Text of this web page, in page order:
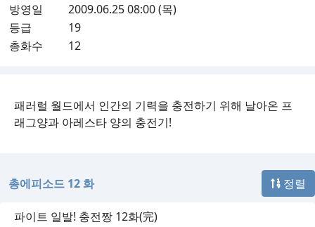
방영일
2009.06.25 08:00 (목)
등급
19
총화수
12
패러럴 월드에서 인간의 기력을 충전하기 위해 날아온 프
래그양과 아레스타 양의 충전기!
총에피소드 12 화 정렬
파이트 일발! 충전짱 12화(完)